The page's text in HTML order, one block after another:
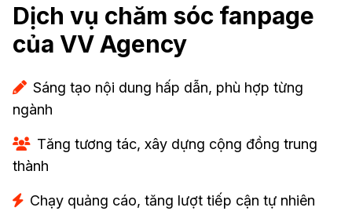
Dịch vụ chăm sóc fanpage
của VV Agency
Sáng tạo nội dung hấp dẫn, phù hợp từng
ngành
Tăng tương tác, xây dựng cộng đồng trung
thành
Chạy quảng cáo, tăng lượt tiếp cận tự nhiên